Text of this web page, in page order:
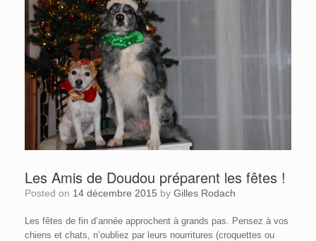
Les Amis de Doudou préparent les fêtes !
Posted on 14 décembre 2015 by Gilles Rodach
Les fêtes de fin d’année approchent à grands pas. Pensez à vos
chiens et chats, n’oubliez par leurs nourritures (croquettes ou